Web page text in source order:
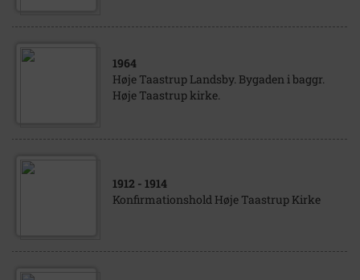
1964
Høje Taastrup Landsby. Bygaden i baggr.
Høje Taastrup kirke.
1912 - 1914
Konfirmationshold Høje Taastrup Kirke